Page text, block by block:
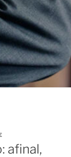
afinal,